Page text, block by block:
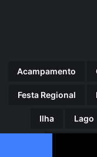
Acampamento
Festa Regional
Ilha Lago